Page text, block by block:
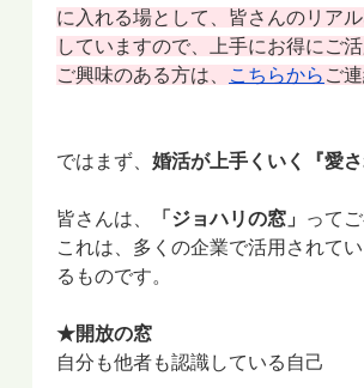
に入れる場として、皆さんのリア
していますので、上手にお得にご活
ご興味のある方は、
こちらから ご
ではまず、 婚活が上手くいく『愛さ
皆さんは、 「ジョハリの窓」
って
これは、多くの企業で活用されて
るものです。
★開放の窓
自分も他者も認識している自己